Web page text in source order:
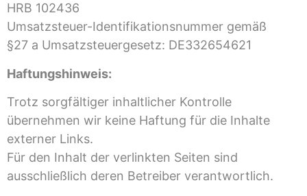
HRB 102436
Umsatzsteuer-Identifikationsnummer gemäß
§27 a Umsatzsteuergesetz: DE332654621
Haftungshinweis:
Trotz sorgfältiger inhaltlicher Kontrolle
übernehmen wir keine Haftung für die Inhalte
externer Links.
Für den Inhalt der verlinkten Seiten sind
ausschließlich deren Betreiber verantwortlich.